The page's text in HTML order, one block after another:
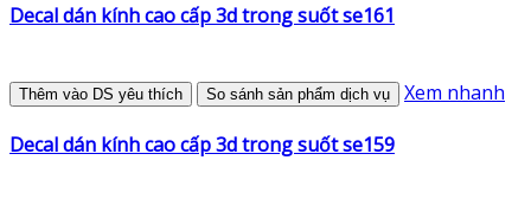
Decal dán kính cao cấp 3d trong suốt se161
Thêm vào DS yêu thích So sánh sản phẩm dịch vụ Xem nhanh
Decal dán kính cao cấp 3d trong suốt se159